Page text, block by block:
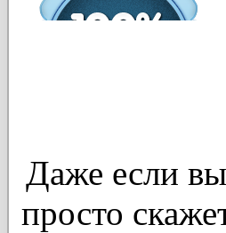
Даже если
просто